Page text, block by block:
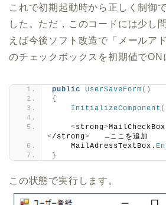
これで初期起動時から正しく制御
した。ただ，このコードには少し
えば今後ソフト改造で「メールア
のチェックボックスを初期値でON
public UserSaveForm ()
{
InitializeComponent
<strong>
</strong> ←ここを追加
    MailAdressTextBox.
}
この状態で実行します。